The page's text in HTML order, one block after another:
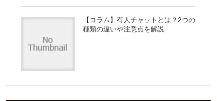
【コラム】有人チャットとは？2つの
種類の違いや注意点を解説